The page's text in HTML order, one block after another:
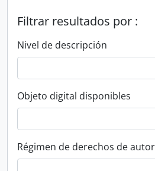
Filtrar resultados por :
Nivel de descripción
Objeto digital disponibles
Régimen de derechos de autor